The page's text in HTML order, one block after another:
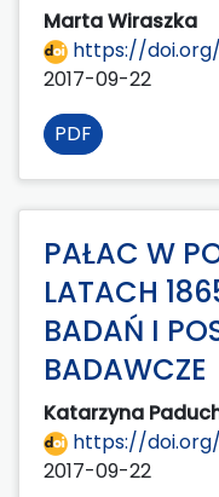
Marta Wiraszka
https://doi.org/
2017-09-22
PDF
PAŁAC W
LATACH
BADAŃ I
BADAWCZE
Katarzyna
https://doi.org/
2017-09-22